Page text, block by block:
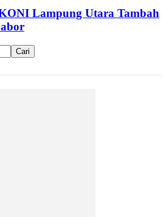
Lampung Utara Tambah